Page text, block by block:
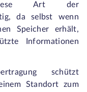
Diese Art der
da selbst wenn
Speicher erhält,
Informationen
schützt
Standort zum